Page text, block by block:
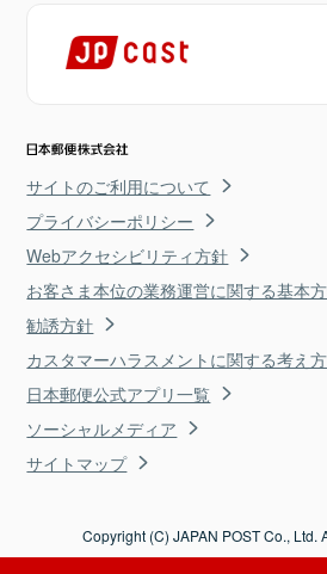
サイトのご利用について
プライバシーポリシー
Webアクセシビリティ方針
お客さま本位の業務運営に関する基本
勧誘方針
カスタマーハラスメントに関する考え方
日本郵便公式アプリ一覧
ソーシャルメディア
サイトマップ
Copyright (C) JAPAN POST Co., Ltd.